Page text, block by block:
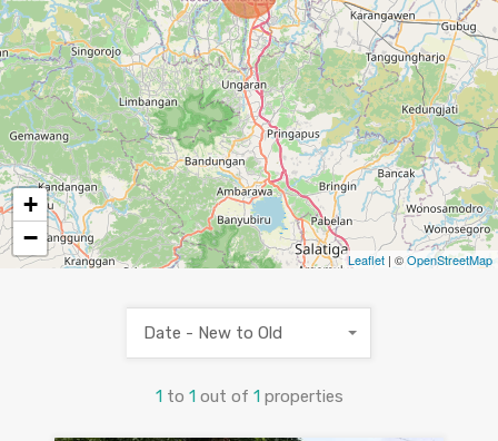
+
−
Leaflet | ©OpenStreetMap
1 to 1 out of 1 properties
Date - New to Old